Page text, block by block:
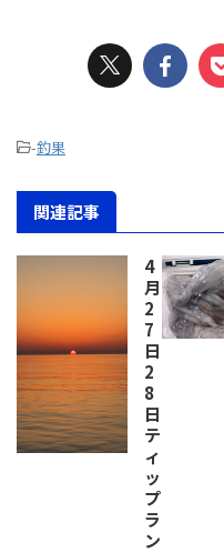
-釣果
関連記事
4
月
2
7
日
2
8
日
テ
ィ
ッ
プ
ラ
ン